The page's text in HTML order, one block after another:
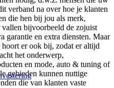
verband na over hoe je klanten
die hen bij jou als merk,
bijvoorbeeld de zojuist
garantie en extra diensten. Maar
er ook bij, zodat er altijd
het onderwerp,
en mode, auto & tuning of
gebieden kunnen nuttige
die van klanten vaste